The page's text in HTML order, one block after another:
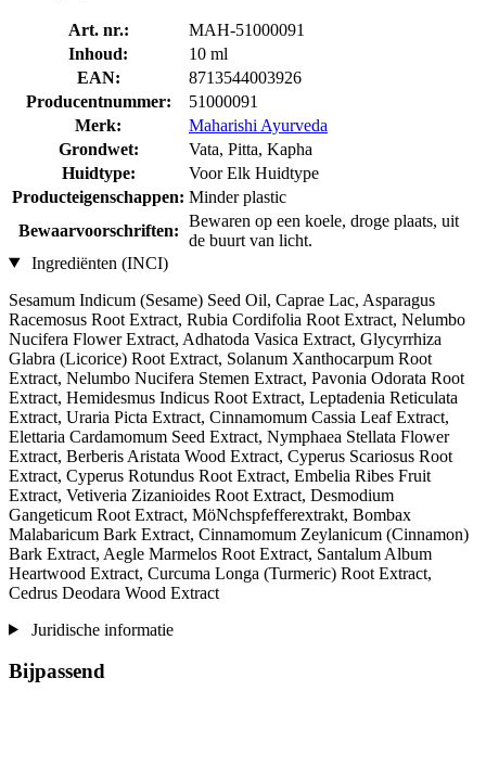
Art. nr.:
MAH-51000091
Inhoud:
10 ml
EAN:
8713544003926
Producentnummer:
51000091
Merk:
Maharishi Ayurveda
Grondwet:
Vata, Pitta, Kapha
Huidtype:
Voor Elk Huidtype
Producteigenschappen: Minder plastic
Bewaarvoorschriften:
Bewaren op een koele, droge plaats, uit
de buurt van licht.
Ingrediënten (INCI)
Sesamum Indicum (Sesame) Seed Oil, Caprae Lac, Asparagus
Racemosus Root Extract, Rubia Cordifolia Root Extract, Nelumbo
Nucifera Flower Extract, Adhatoda Vasica Extract, Glycyrrhiza
Glabra (Licorice) Root Extract, Solanum Xanthocarpum Root
Extract, Nelumbo Nucifera Stemen Extract, Pavonia Odorata Root
Extract, Hemidesmus Indicus Root Extract, Leptadenia Reticulata
Extract, Uraria Picta Extract, Cinnamomum Cassia Leaf Extract,
Elettaria Cardamomum Seed Extract, Nymphaea Stellata Flower
Extract, Berberis Aristata Wood Extract, Cyperus Scariosus Root
Extract, Cyperus Rotundus Root Extract, Embelia Ribes Fruit
Extract, Vetiveria Zizanioides Root Extract, Desmodium
Gangeticum Root Extract, MöNchspfefferextrakt, Bombax
Malabaricum Bark Extract, Cinnamomum Zeylanicum (Cinnamon)
Bark Extract, Aegle Marmelos Root Extract, Santalum Album
Heartwood Extract, Curcuma Longa (Turmeric) Root Extract,
Cedrus Deodara Wood Extract
Juridische informatie
Bijpassend